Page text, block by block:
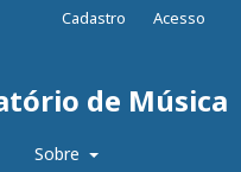
de Música
Sobre
Cadastro Acesso